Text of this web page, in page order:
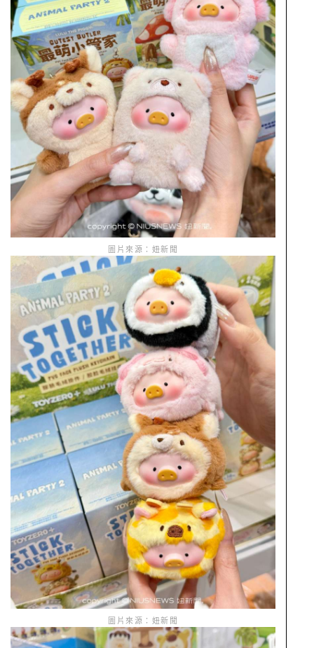
圖片來源：妞新聞
圖片來源：妞新聞